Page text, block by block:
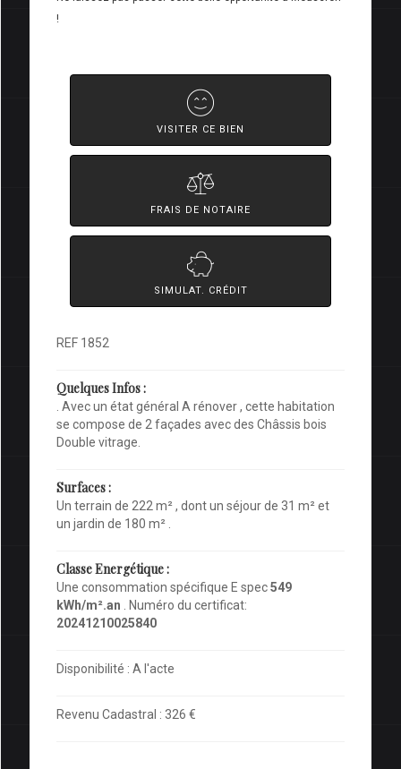
!
VISITER CE BIEN
FRAIS DE NOTAIRE
SIMULAT. CRÉDIT
REF 1852
Quelques Infos :
. Avec un état général A rénover , cette habitation
se compose de 2 façades avec des Châssis bois
Double vitrage.
Surfaces :
Un terrain de 222 m² , dont un séjour de 31 m² et
un jardin de 180 m² .
Classe Energétique :
Une consommation spécifique E spec549
kWh/m².an . Numéro du certificat:
20241210025840
Disponibilité : A l'acte
Revenu Cadastral : 326 €